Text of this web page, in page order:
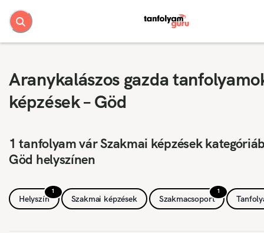
Aranykalászos gazda
képzések – Göd
1 tanfolyam vár Szakmai képzések
Göd helyszínen
1
Helyszín Szakmai képzések
1
Szakmacsoport